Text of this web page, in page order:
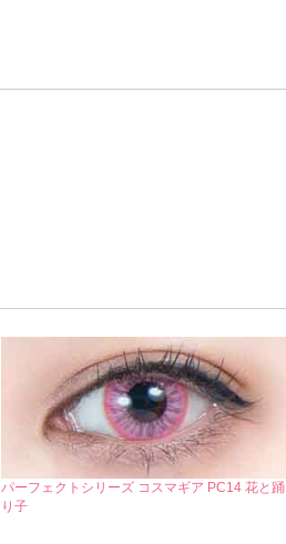
パーフェクトシリーズ コスマギア PC14 花と踊
り子